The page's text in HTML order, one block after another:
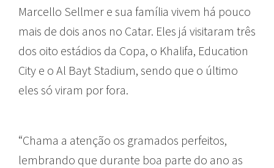
Marcello Sellmer e sua família vivem há pouco
mais de dois anos no Catar. Eles já visitaram três
dos oito estádios da Copa, o Khalifa, Education
City e o Al Bayt Stadium, sendo que o último
eles só viram por fora.
“Chama a atenção os gramados perfeitos,
lembrando que durante boa parte do ano as